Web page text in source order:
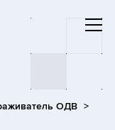
ОДВ